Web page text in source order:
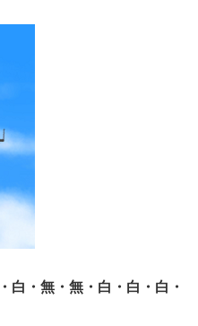
・白・無・無・白・白・白・